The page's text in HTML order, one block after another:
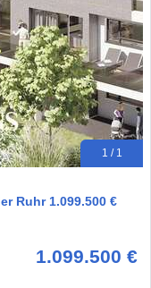
1 / 1
Ruhr 1.099.500 €
1.099.500 €